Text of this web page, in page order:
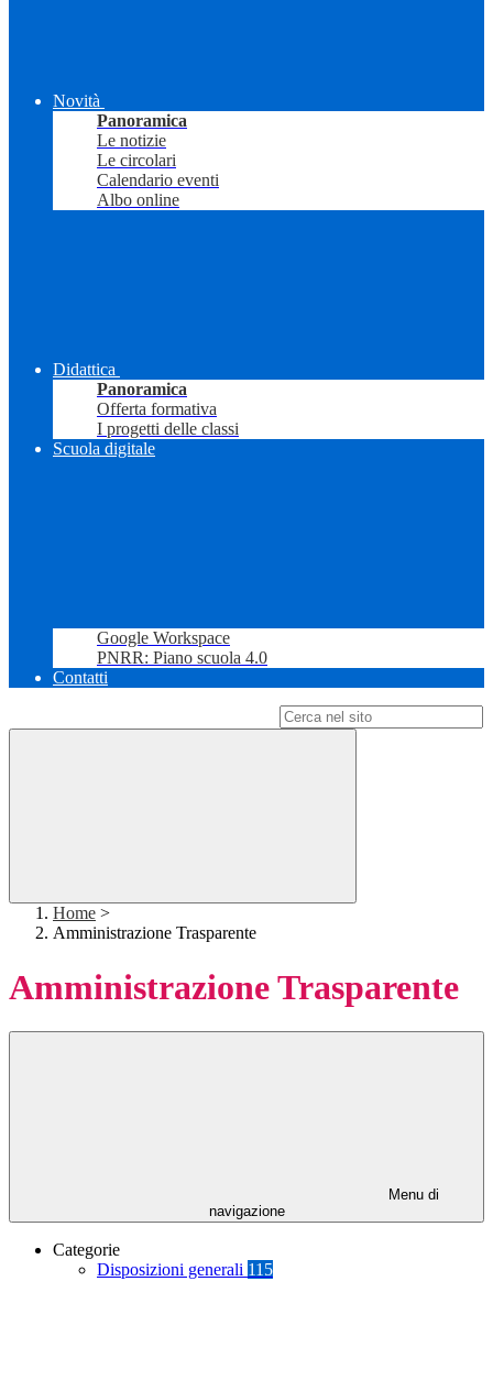
Novità
Panoramica
Le notizie
Le circolari
Calendario eventi
Albo online
Didattica
Panoramica
Offerta formativa
I progetti delle classi
Scuola digitale
Google Workspace
PNRR: Piano scuola 4.0
Contatti
Home >
Amministrazione Trasparente
Amministrazione Trasparente
Menu di
navigazione
Categorie
Disposizioni generali 115